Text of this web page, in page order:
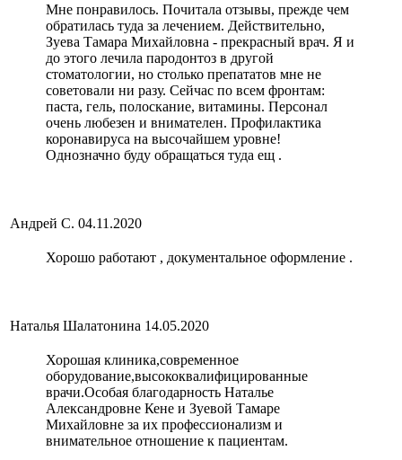
Мне понравилось. Почитала отзывы, прежде чем
обратилась туда за лечением. Действительно,
Зуева Тамара Михайловна - прекрасный врач. Я и
до этого лечила пародонтоз в другой
стоматологии, но столько препататов мне не
советовали ни разу. Сейчас по всем фронтам:
паста, гель, полоскание, витамины. Персонал
очень любезен и внимателен. Профилактика
коронавируса на высочайшем уровне!
Однозначно буду обращаться туда ещ .
Андрей С. 04.11.2020
Хорошо работают , документальное оформление .
Наталья Шалатонина 14.05.2020
Хорошая клиника,современное
оборудование,высококвалифицированные
врачи.Особая благодарность Наталье
Александровне Кене и Зуевой Тамаре
Михайловне за их профессионализм и
внимательное отношение к пациентам.